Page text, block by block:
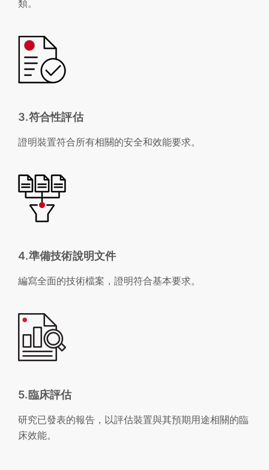
類。
3.符合性評估
證明裝置符合所有相關的安全和效能要求。
4.準備技術說明文件
編寫全面的技術檔案，證明符合基本要求。
5.臨床評估
研究已發表的報告，以評估裝置與其預期用途相關的臨
床效能。